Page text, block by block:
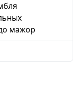
мажор